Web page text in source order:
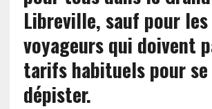
Libreville, sauf pour les
voyageurs qui doivent
tarifs habituels pour
dépister.